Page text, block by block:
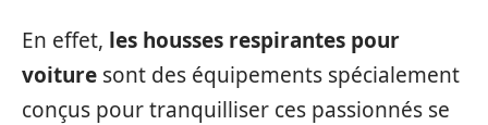
En effet, les housses respirantes pour
voiture sont des équipements spécialement
conçus pour tranquilliser ces passionnés se